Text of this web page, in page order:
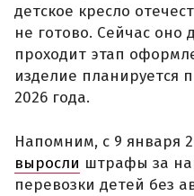
детское кресло
не готово. Сейчас оно
проходит этап
изделие планируется
2026 года.
Напомним, с 9 января
выросли штрафы за
перевозки детей без